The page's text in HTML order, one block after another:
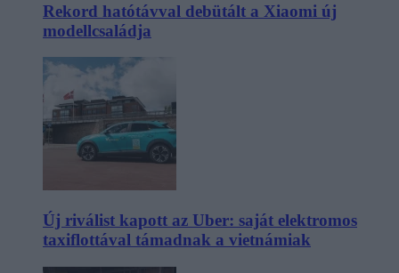
Rekord hatótávval debütált a Xiaomi új
modellcsaládja
Új riválist kapott az Uber: saját elektromos
taxiflottával támadnak a vietnámiak